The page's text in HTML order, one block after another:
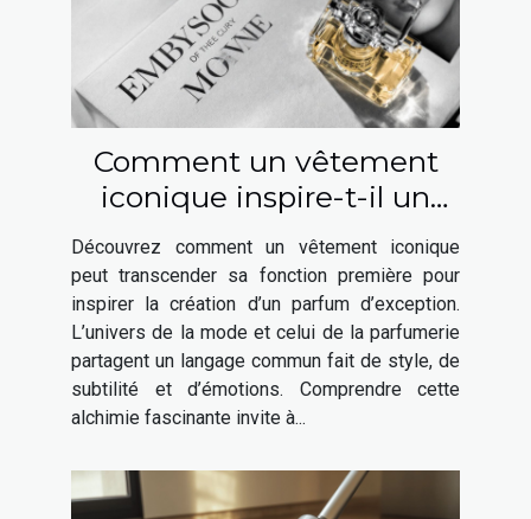
Comment un vêtement
iconique inspire-t-il un
parfum élégant ?
Découvrez comment un vêtement iconique
peut transcender sa fonction première pour
inspirer la création d’un parfum d’exception.
L’univers de la mode et celui de la parfumerie
partagent un langage commun fait de style, de
subtilité et d’émotions. Comprendre cette
alchimie fascinante invite à...